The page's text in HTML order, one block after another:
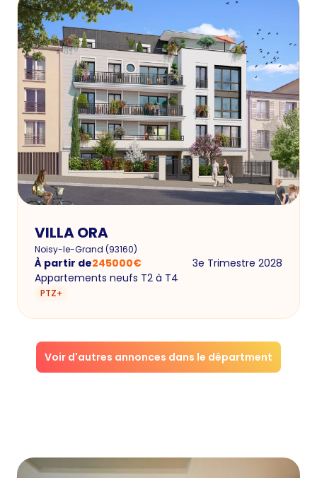
VILLA ORA
Noisy-le-Grand (93160)
À partir de245000€
3e Trimestre 2028
Appartements neufs T2 à T4
PTZ+
Voir d'autres annonces dans le départment